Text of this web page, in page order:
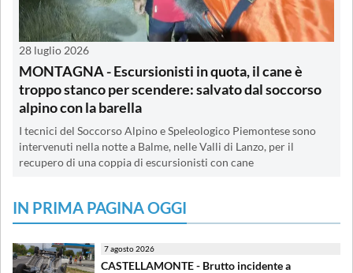
28 luglio 2026
MONTAGNA - Escursionisti in quota, il cane è
troppo stanco per scendere: salvato dal soccorso
alpino con la barella
I tecnici del Soccorso Alpino e Speleologico Piemontese sono
intervenuti nella notte a Balme, nelle Valli di Lanzo, per il
recupero di una coppia di escursionisti con cane
IN PRIMA PAGINA OGGI
7 agosto 2026
CASTELLAMONTE - Brutto incidente a